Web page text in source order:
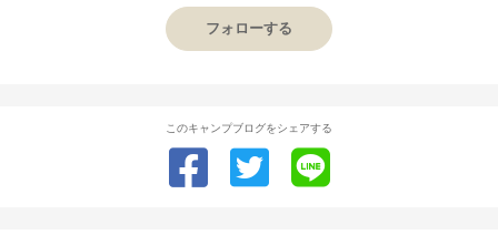
フォローする
このキャンプブログをシェアする